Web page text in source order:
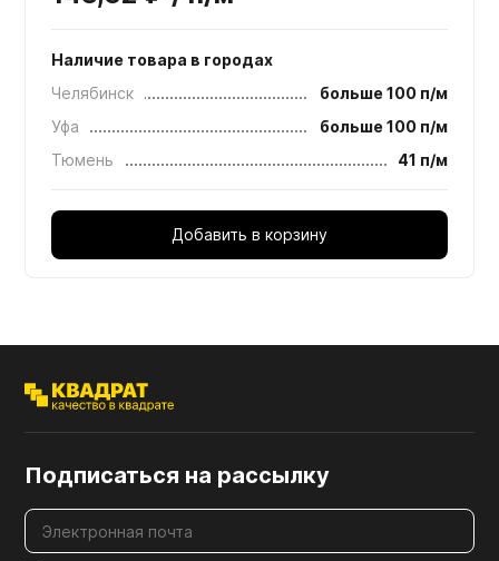
Наличие товара в городах
Челябинск
больше 100 п/м
Уфа
больше 100 п/м
Тюмень
41 п/м
Добавить в корзину
Подписаться на рассылку